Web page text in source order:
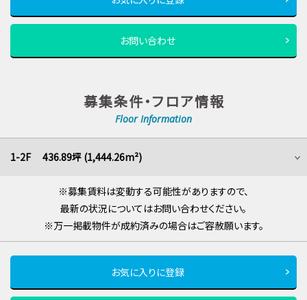
お問い合わせ
募集条件・フロア情報
Floor Information
1-2F 436.89坪 (1,444.26m²)
※募集賃料は変動する可能性がありますので、
最新の状況についてはお問い合わせください。
※万一掲載物件が成約済みの場合はご容赦願います。
お気に入りに登録